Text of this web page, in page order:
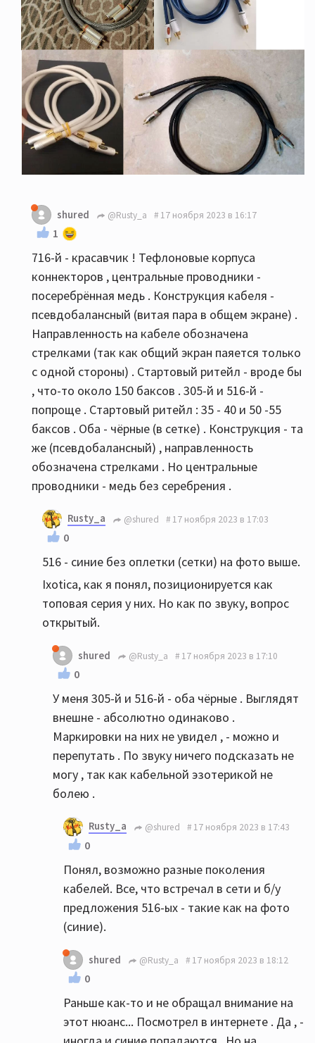
shured @Rusty_a 17 ноября 2023 в 16:17
1
716-й - красавчик ! Тефлоновые корпуса
коннекторов , центральные проводники -
посеребрённая медь . Конструкция кабеля -
псевдобалансный (витая пара в общем экране) .
Направленность на кабеле обозначена
стрелками (так как общий экран паяется только
с одной стороны) . Стартовый ритейл - вроде бы
, что-то около 150 баксов . 305-й и 516-й -
попроще . Стартовый ритейл : 35 - 40 и 50 -55
баксов . Оба - чёрные (в сетке) . Конструкция - та
же (псевдобалансный) , направленность
обозначена стрелками . Но центральные
проводники - медь без серебрения .
Rusty_a @shured 17 ноября 2023 в 17:03
0
516 - синие без оплетки (сетки) на фото выше.
Iхоtiсa, как я понял, позиционируется как
топовая серия у них. Но как по звуку, вопрос
открытый.
shured @Rusty_a 17 ноября 2023 в 17:10
0
У меня 305-й и 516-й - оба чёрные . Выглядят
внешне - абсолютно одинаково .
Маркировки на них не увидел , - можно и
перепутать . По звуку ничего подсказать не
могу , так как кабельной эзотерикой не
болею .
Rusty_a @shured 17 ноября 2023 в 17:43
0
Понял, возможно разные поколения
кабелей. Все, что встречал в сети и б/у
предложения 516-ых - такие как на фото
(синие).
shured @Rusty_a 17 ноября 2023 в 18:12
0
Раньше как-то и не обращал внимание на
этот нюанс... Посмотрел в интернете . Да , -